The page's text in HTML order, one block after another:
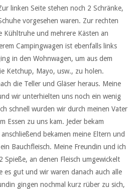
linken Seite stehen noch 2 Schränke,
vorgesehen waren. Zur rechten
Kühltruhe und mehrere Kästen an
Campingwagen ist ebenfalls links
in den Wohnwagen, um aus dem
Ketchup, Mayo, usw., zu holen.
die Teller und Gläser heraus. Meine
wir unterhielten uns noch ein wenig
schnell wurden wir durch meinen Vater
Essen zu uns kam. Jeder bekam
bekamen meine Eltern und
Bauchfleisch. Meine Freundin und ich
Spieße, an denen Fleisch umgewickelt
es gut und wir waren danach auch alle
gingen nochmal kurz rüber zu sich,